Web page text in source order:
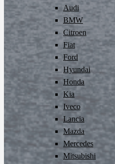
Audi
BMW
Citroen
Fiat
Ford
Hyundai
Honda
Kia
Iveco
Lancia
Mazda
Mercedes
Mitsubishi